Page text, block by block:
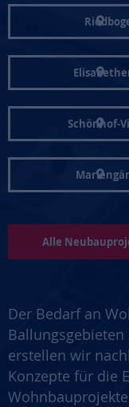
Schönhof-
Alle
Der Bedarf an
erstellen wir
Konzepte für die